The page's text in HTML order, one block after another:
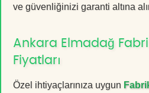
ve güvenliğinizi garanti altına
Ankara Elmadağ
Fiyatları
Özel ihtiyaçlarınıza uygun